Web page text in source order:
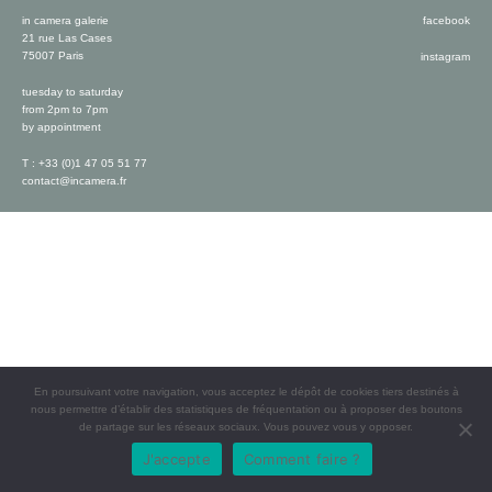
in camera galerie
21 rue Las Cases
75007 Paris
tuesday to saturday
from 2pm to 7pm
by appointment
T : +33 (0)1 47 05 51 77
contact@incamera.fr
facebook
instagram
En poursuivant votre navigation, vous acceptez le dépôt de cookies tiers destinés à
nous permettre d’établir des statistiques de fréquentation ou à proposer des boutons
de partage sur les réseaux sociaux. Vous pouvez vous y opposer.
J'accepte Comment faire ?